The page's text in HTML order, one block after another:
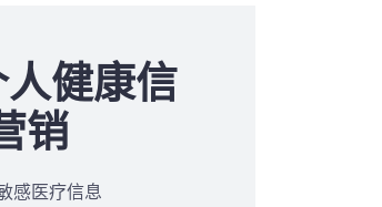
健康信
销
感医疗信息